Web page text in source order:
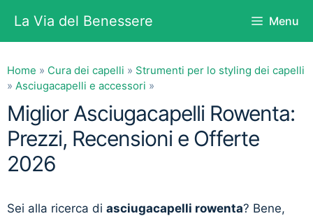
contenuto
La Via del Benessere Menu
Home » Cura dei capelli » Strumenti per lo styling dei capelli
» Asciugacapelli e accessori »
Miglior Asciugacapelli Rowenta:
Prezzi, Recensioni e Offerte
2026
Sei alla ricerca di asciugacapelli rowenta? Bene,